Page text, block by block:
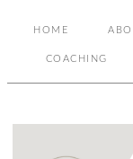
HOME
COACHING